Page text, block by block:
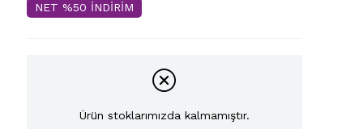
NET %50 İNDİRİM
Ürün stoklarımızda kalmamıştır.